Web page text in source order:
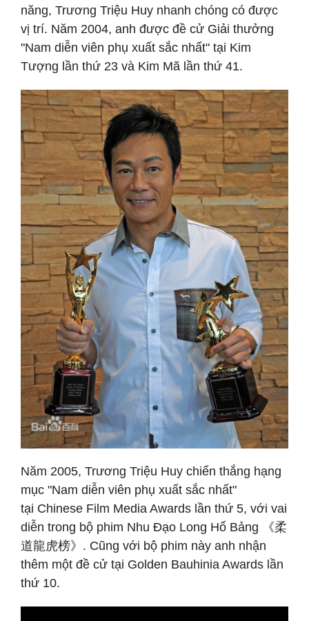
năng, Trương Triệu Huy nhanh chóng có được
vị trí. Năm 2004, anh được đề cử Giải thưởng
"Nam diễn viên phụ xuất sắc nhất" tại Kim
Tượng lần thứ 23 và Kim Mã lần thứ 41.
Năm 2005, Trương Triệu Huy chiến thắng hạng
mục "Nam diễn viên phụ xuất sắc nhất"
tại Chinese Film Media Awards lần thứ 5, với vai
diễn trong bộ phim Nhu Đạo Long Hổ Bảng 《柔
道龍虎榜》. Cũng với bộ phim này anh nhận
thêm một đề cử tại Golden Bauhinia Awards lần
thứ 10.